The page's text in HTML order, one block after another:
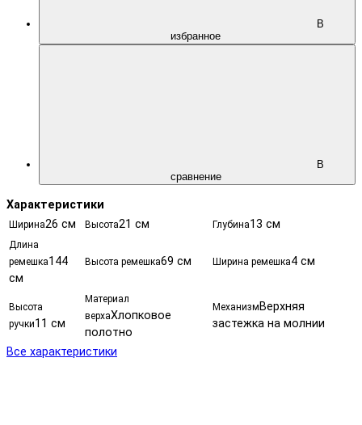
В
избранное
В
сравнение
Характеристики
Ширина26 см Высота21 см Глубина13 см
Длина
ремешка144
см
Высота ремешка69 см Ширина ремешка4 см
Высота
ручки11 см
Материал
верхаХлопковое
полотно
Механизм Верхняя
застежка на молнии
Все характеристики